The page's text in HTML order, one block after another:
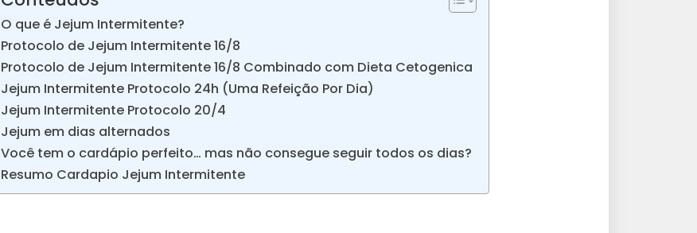
O que é Jejum Intermitente?
Protocolo de Jejum Intermitente 16/8
Protocolo de Jejum Intermitente 16/8 Combinado com Dieta Cetogenica
Jejum Intermitente Protocolo 24h (Uma Refeição Por Dia)
Jejum Intermitente Protocolo 20/4
Jejum em dias alternados
Você tem o cardápio perfeito… mas não consegue seguir todos os dias?
Resumo Cardapio Jejum Intermitente